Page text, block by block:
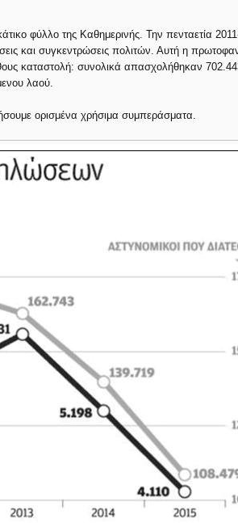
φύλλο της Καθημερινής. Την πενταετία
και συγκεντρώσεις πολιτών. Αυτή η
καταστολή: συνολικά απασχολήθηκαν
λαού.
ορισμένα χρήσιμα συμπεράσματα.